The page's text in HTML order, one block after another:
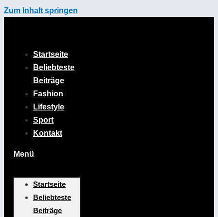
Zum Inhalt springen
Startseite
Beliebteste
Beiträge
Fashion
Lifestyle
Sport
Kontakt
Menü
Startseite
Beliebteste
Beiträge